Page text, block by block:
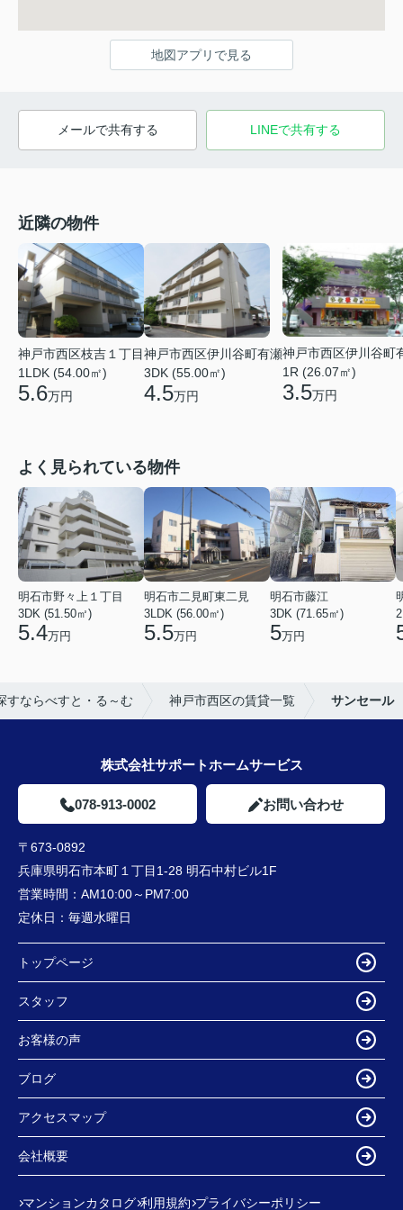
地図アプリで見る
メールで共有する LINEで共有する
近隣の物件
神戸市西区枝吉１丁目
1LDK (54.00㎡)
5.6万円
神戸市西区伊川谷町有瀬
3DK (55.00㎡)
4.5万円
神戸市西区伊川谷町
1R (26.07㎡)
3.5万円
よく見られている物件
明石市野々上１丁目
3DK (51.50㎡)
5.4万円
明石市二見町東二見
3LDK (56.00㎡)
5.5万円
明石市藤江
3DK (71.65㎡)
5万円
すならべすと・る～む 神戸市西区の賃貸一覧 サンセール
株式会社サポートホームサービス
078-913-0002 お問い合わせ
〒673-0892
兵庫県明石市本町１丁目1-28 明石中村ビル1F
営業時間： AM10:00～PM7:00
定休日： 毎週水曜日
トップページ
スタッフ
お客様の声
ブログ
アクセスマップ
会社概要
マンションカタログ 利用規約 プライバシーポリシー